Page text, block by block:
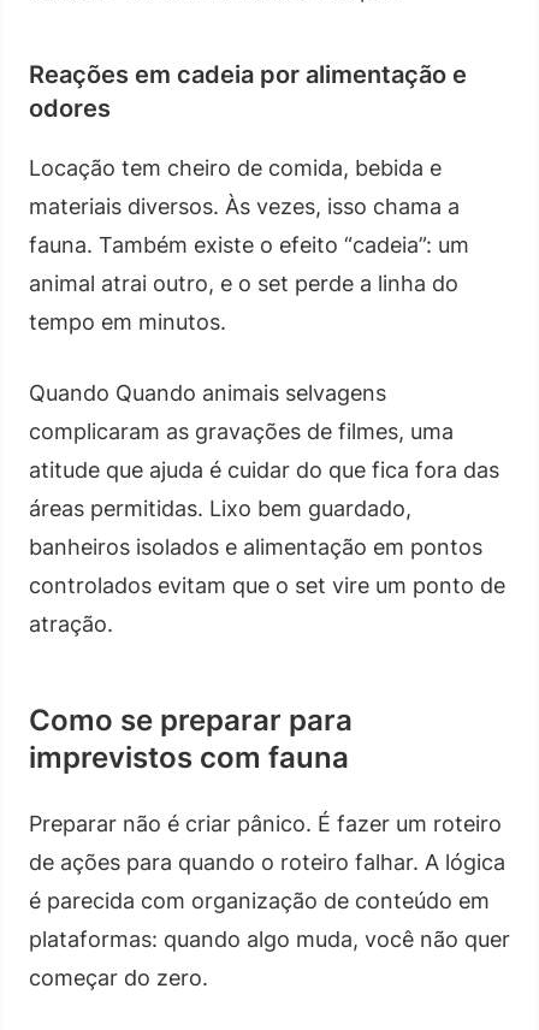
Reações em cadeia por alimentação e
odores
Locação tem cheiro de comida, bebida e
materiais diversos. Às vezes, isso chama a
fauna. Também existe o efeito “cadeia”: um
animal atrai outro, e o set perde a linha do
tempo em minutos.
Quando Quando animais selvagens
complicaram as gravações de filmes, uma
atitude que ajuda é cuidar do que fica fora das
áreas permitidas. Lixo bem guardado,
banheiros isolados e alimentação em pontos
controlados evitam que o set vire um ponto de
atração.
Como se preparar para
imprevistos com fauna
Preparar não é criar pânico. É fazer um roteiro
de ações para quando o roteiro falhar. A lógica
é parecida com organização de conteúdo em
plataformas: quando algo muda, você não quer
começar do zero.